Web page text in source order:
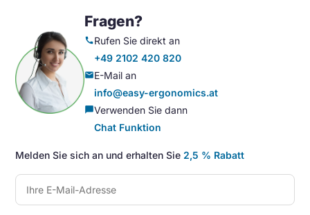
Fragen?
callRufen Sie direkt an
+49 2102 420 820
mailE-Mail an
info@easy-ergonomics.at
chat_bubbleVerwenden Sie dann
Chat Funktion
Melden Sie sich an und erhalten Sie 2,5 % Rabatt